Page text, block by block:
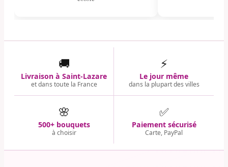
🚚
Livraison à Saint-Lazare
et dans toute la France
⚡
Le jour même
dans la plupart des villes
🌸
500+ bouquets
à choisir
✅
Paiement sécurisé
Carte, PayPal